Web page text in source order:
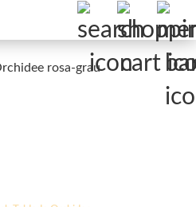
rosa-grau